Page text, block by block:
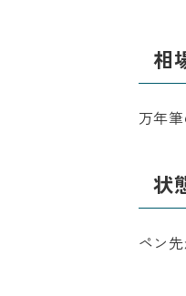
相
万年
状
ペン